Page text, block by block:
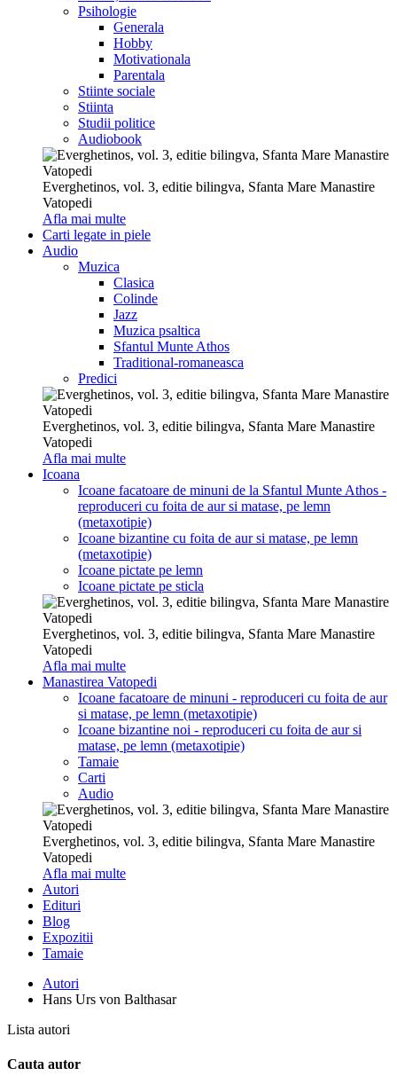
Psihologie
Generala
Hobby
Motivationala
Parentala
Stiinte sociale
Stiinta
Studii politice
Audiobook
Everghetinos, vol. 3, editie bilingva, Sfanta Mare Manastire
Vatopedi
Afla mai multe
Carti legate in piele
Audio
Muzica
Clasica
Colinde
Jazz
Muzica psaltica
Sfantul Munte Athos
Traditional-romaneasca
Predici
Everghetinos, vol. 3, editie bilingva, Sfanta Mare Manastire
Vatopedi
Afla mai multe
Icoana
Icoane facatoare de minuni de la Sfantul Munte Athos -
reproduceri cu foita de aur si matase, pe lemn
(metaxotipie)
Icoane bizantine cu foita de aur si matase, pe lemn
(metaxotipie)
Icoane pictate pe lemn
Icoane pictate pe sticla
Everghetinos, vol. 3, editie bilingva, Sfanta Mare Manastire
Vatopedi
Afla mai multe
Manastirea Vatopedi
Icoane facatoare de minuni - reproduceri cu foita de aur
si matase, pe lemn (metaxotipie)
Icoane bizantine noi - reproduceri cu foita de aur si
matase, pe lemn (metaxotipie)
Tamaie
Carti
Audio
Everghetinos, vol. 3, editie bilingva, Sfanta Mare Manastire
Vatopedi
Afla mai multe
Autori
Edituri
Blog
Expozitii
Tamaie
Autori
Hans Urs von Balthasar
Lista autori
Cauta autor